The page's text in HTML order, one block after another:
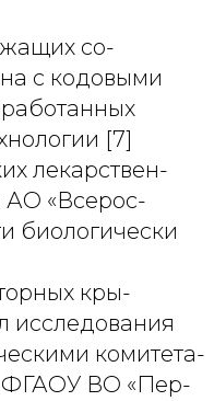
со-
с кодовыми
[7]
лекарствен-
АО «Всерос-
биологически
кры-
исследования
комитета-
ФГАОУ ВО «Пер-